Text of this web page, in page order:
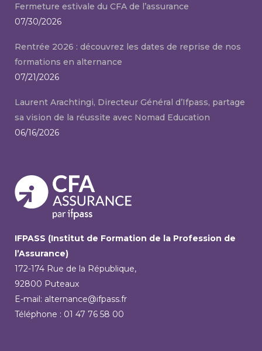
Fermeture estivale du CFA de l’assurance
07/30/2026
Rentrée 2026 : découvrez les dates de reprise de nos
formations en alternance
07/21/2026
Laurent Arachtingi, Directeur Général d’Ifpass, partage
sa vision de la réussite avec Nomad Education
06/16/2026
IFPASS (Institut de Formation de la Profession de
l’Assurance)
172-174 Rue de la République,
92800 Puteaux
E-mail: alternance@ifpass.fr
Téléphone : 01 47 76 58 00